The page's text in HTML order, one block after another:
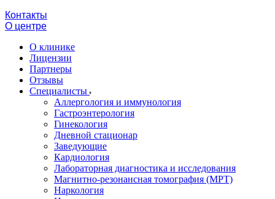
Контакты
О центре
О клинике
Лицензии
Партнеры
Отзывы
Специалисты
Аллергология и иммунология
Гастроэнтерология
Гинекология
Дневной стационар
Заведующие
Кардиология
Лабораторная диагностика и исследования
Магнитно-резонансная томография (МРТ)
Наркология